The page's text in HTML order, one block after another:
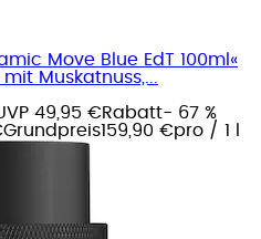
Move Blue EdT 100ml«
Muskatnuss,...
49,95 €Rabatt- 67 %
Grundpreis159,90 €pro / 1 l